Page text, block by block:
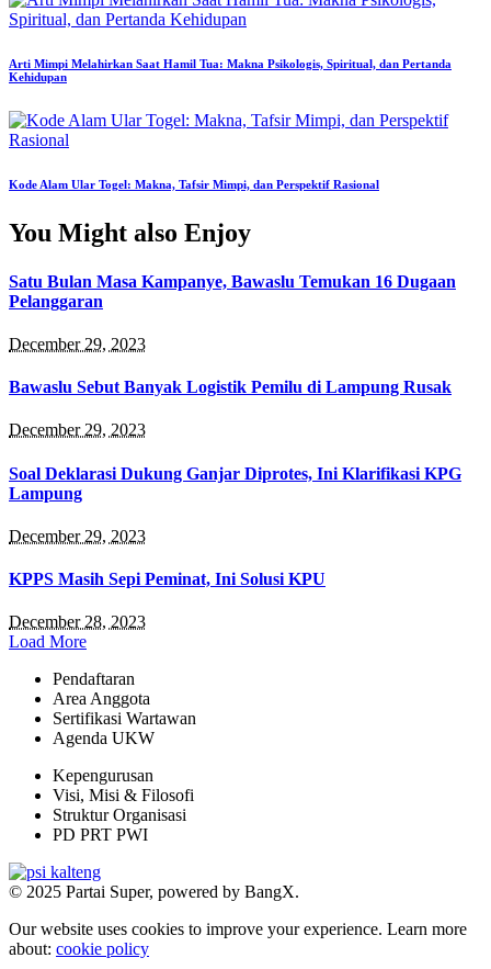
Arti Mimpi Melahirkan Saat Hamil Tua: Makna Psikologis, Spiritual, dan Pertanda
Kehidupan
Kode Alam Ular Togel: Makna, Tafsir Mimpi, dan Perspektif Rasional
You Might also Enjoy
Satu Bulan Masa Kampanye, Bawaslu Temukan 16 Dugaan
Pelanggaran
December 29, 2023
Bawaslu Sebut Banyak Logistik Pemilu di Lampung Rusak
December 29, 2023
Soal Deklarasi Dukung Ganjar Diprotes, Ini Klarifikasi KPG
Lampung
December 29, 2023
KPPS Masih Sepi Peminat, Ini Solusi KPU
December 28, 2023
Load More
Pendaftaran
Area Anggota
Sertifikasi Wartawan
Agenda UKW
Kepengurusan
Visi, Misi & Filosofi
Struktur Organisasi
PD PRT PWI
© 2025 Partai Super, powered by BangX.
Our website uses cookies to improve your experience. Learn more
about: cookie policy